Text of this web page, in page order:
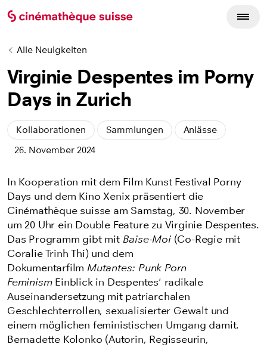
Alle Neuigkeiten
Virginie Despentes im Porny
Days in Zurich
Kollaborationen Sammlungen
Anlässe
26. November 2024
In Kooperation mit dem Film Kunst Festival Porny
Days und dem Kino Xenix präsentiert die
Cinémathèque suisse am Samstag, 30. November
um 20 Uhr ein Double Feature zu Virginie Despentes.
Das Programm gibt mit Baise-Moi(Co-Regie mit
Coralie Trinh Thi) und dem
Dokumentarfilm Mutantes: Punk Porn
FeminismEinblick in Despentes' radikale
Auseinandersetzung mit patriarchalen
Geschlechterrollen, sexualisierter Gewalt und
einem möglichen feministischen Umgang damit.
Bernadette Kolonko (Autorin, Regisseurin,